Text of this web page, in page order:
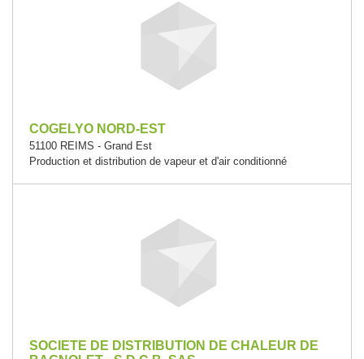
COGELYO NORD-EST
51100 REIMS - Grand Est
Production et distribution de vapeur et d'air conditionné
SOCIETE DE DISTRIBUTION DE CHALEUR DE